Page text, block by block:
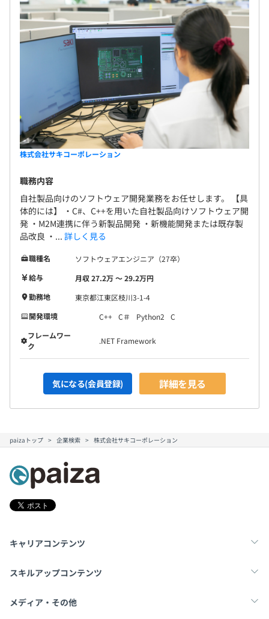
株式会社サキコーポレーション
職務内容
自社製品向けのソフトウェア開発業務をお任せします。 【具
体的には】 ・C#、C++を用いた自社製品向けソフトウェア開
発 ・M2M連携に伴う新製品開発 ・新機能開発または既存製
品改良 ・... 詳しく見る
職種名
ソフトウェアエンジニア（27卒）
給与
月収 27.2万 〜 29.2万円
勤務地
東京都江東区枝川3-1-4
開発環境
C++ C＃ Python2
C
フレームワー
ク
.NET Framework
気になる(会員登録) 詳細を見る
paizaトップ 企業検索 株式会社サキコーポレーション
キャリアコンテンツ
転職・キャリア
スキルアップコンテンツ
学習
メディア・その他